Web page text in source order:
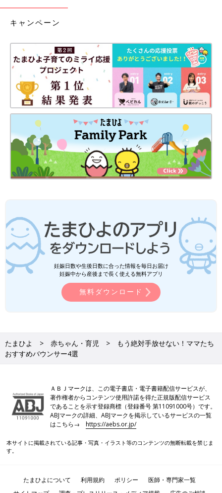
キャンペーン
妊娠日数や生後日数に合った情報を毎日お届け
妊娠中から産後まで長く使える無料アプリ
無料ダウンロード
たまひよ 赤ちゃん・育児
もう絶対手放せない！ママたち
おすすめバウンサー4選
ＡＢＪマークは、この電子書店・電子書籍配信サービスが、
著作権者からコンテンツ使用許諾を得た正規版配信サービス
であることを示す登録商標（登録番号 第11091000号）です。
ABJマークの詳細、ABJマークを掲示しているサービスの一覧
はこちら→https://aebs.or.jp/
本サイトに掲載されている記事・写真・イラスト等のコンテンツの無断転載を禁じま
す。
たまひよについて 利用規約 ポリシー
医師・専門家一覧